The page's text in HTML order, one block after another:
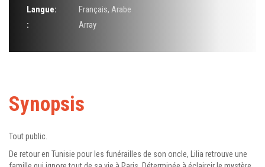
Langue:
Français, Arabe
:
Array
Synopsis
Tout public.
De retour en Tunisie pour les funérailles de son oncle, Lilia retrouve une